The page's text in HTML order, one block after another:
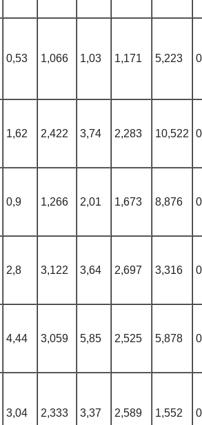
0,53 1,066 1,03 1,171 5,223
1,62 2,422 3,74 2,283 10,522
0,9 1,266 2,01 1,673 8,876
2,8 3,122 3,64 2,697 3,316
4,44 3,059 5,85 2,525 5,878
3,04 2,333 3,37 2,589 1,552